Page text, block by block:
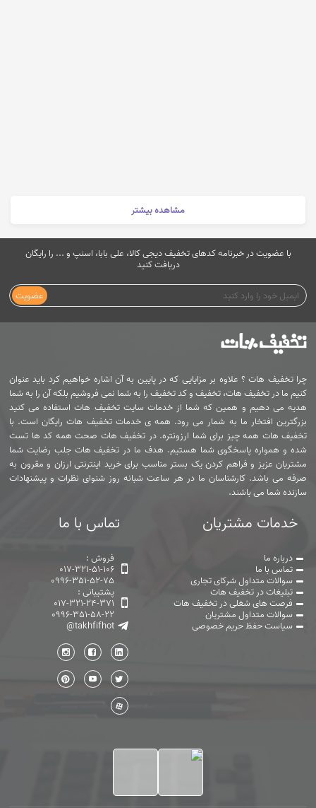
مشاهده بیشتر
با عضویت در خبرنامه کدهای تخفیف دیجی کالا، علی بابا، اسنپ و ... را رایگان
دریافت کنید
عضویت
چرا تخفیف هات ؟ علاوه بر مزایایی که در پایین به آن اشاره خواهیم کرد باید عنوان
کنیم ما در تخفیف هات، تخفیف و کد تخفیف را به شما نمی فروشیم بلکه آن را به شما
هدیه می دهیم و همین که شما از خدمات سایت تخفیف هات استفاده می کنید
بزرگترین افتخار ما به شمار می رود. همه ی خدمات تخفیف هات رایگان است. با
تخفیف هات همه چیز برای شما ارزونتره. در تخفیف هات صحت همه کد ها تست
شده و همواره پاسخگوی شما هستیم. هدف ما در تخفیف هات جلب رضایت شما
مشتریان عزیز و فراهم کردن یک بستر مناسب برای خرید اینترنتی ارزان و مقرون به
صرفه می باشد. کارشناسان ما در هر ساعت شبانه روز شنوای نظرات و پیشنهادات
سازنده شما می باشند.
خدمات مشتریان
درباره ما
تماس با ما
سوالات متداول شرکای تجاری
تبلیغات در تخفیف هات
فرصت های شغلی در تخفیف هات
سوالات متداول مشتریان
سیاست حفظ حریم خصوصی
تماس با ما
فروش :
017-321-51-106
0996-351-52-75
پشتیبانی :
017-321-24-371
0996-351-58-22
@takhfifhot